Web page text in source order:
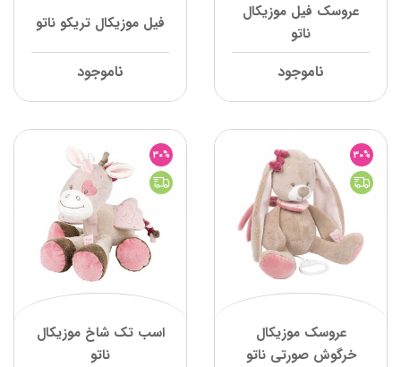
عروسک فیل موزیکال
ناتو
ناموجود
فیل موزیکال تریکو ناتو
ناموجود
30%
عروسك موزيكال
خرگوش صورتي ناتو
30%
اسب تک شاخ موزیکال
ناتو